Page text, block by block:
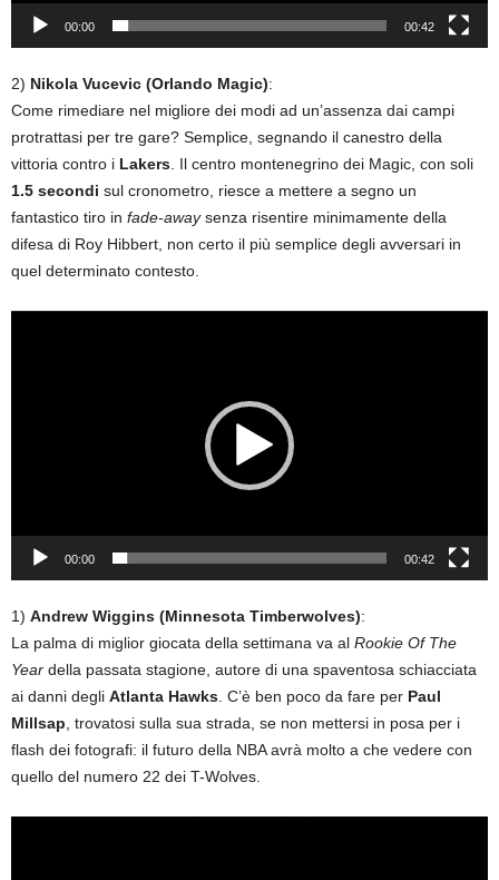
00:00 00:42
2) Nikola Vucevic (Orlando Magic):
Come rimediare nel migliore dei modi ad un’assenza dai campi
protrattasi per tre gare? Semplice, segnando il canestro della
vittoria contro i Lakers. Il centro montenegrino dei Magic, con soli
1.5 secondi sul cronometro, riesce a mettere a segno un
fantastico tiro in fade-awaysenza risentire minimamente della
difesa di Roy Hibbert, non certo il più semplice degli avversari in
quel determinato contesto.
00:00 00:42
1) Andrew Wiggins (Minnesota Timberwolves):
La palma di miglior giocata della settimana va al Rookie Of The
Year della passata stagione, autore di una spaventosa schiacciata
ai danni degli Atlanta Hawks . C’è ben poco da fare per Paul
Millsap , trovatosi sulla sua strada, se non mettersi in posa per i
flash dei fotografi: il futuro della NBA avrà molto a che vedere con
quello del numero 22 dei T-Wolves.